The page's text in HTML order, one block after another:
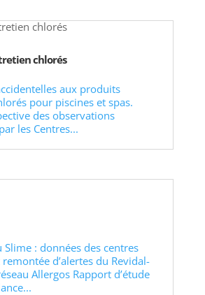
chlorés
aux produits
pour piscines et spas.
des observations
les Centres...
Slime : données des centres
d’alertes du Revidal-
Allergos Rapport d’étude